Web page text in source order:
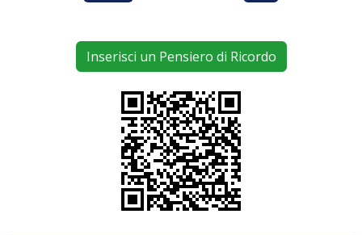
Inserisci un Pensiero di Ricordo